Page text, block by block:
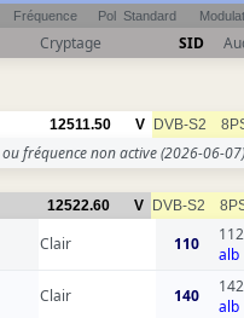
Fréquence Pol Standard
Cryptage SID
12511.50 V DVB-S2
ou fréquence non active(2026-06-07)
12522.60 V DVB-S2
Clair 110
112
alb
Clair 140
142
alb